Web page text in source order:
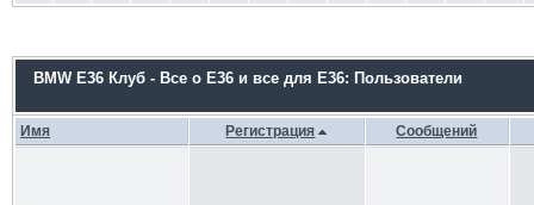
BMW E36 Клуб - Все о Е36 и все для Е36: Пользователи
Имя Регистрация Сообщений